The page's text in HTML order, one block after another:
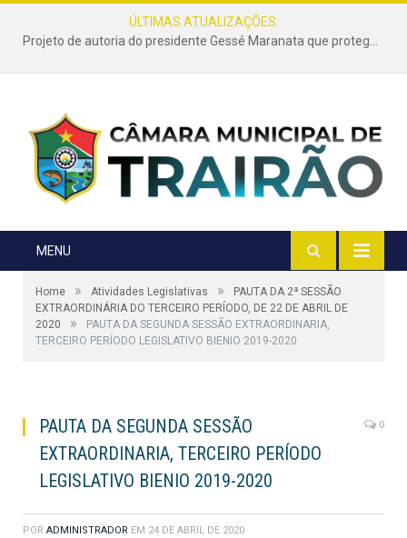
ÚLTIMAS ATUALIZAÇÕES:
Projeto de autoria do presidente Gessé Maranata que protege as estradas vicinais de Trairão é transformado em lei
MENU
Home » Atividades Legislativas »
PAUTA DA 2ª SESSÃO
EXTRAORDINÁRIA DO TERCEIRO PERÍODO, DE 22 DE ABRIL DE
2020
»
PAUTA DA SEGUNDA SESSÃO EXTRAORDINARIA,
TERCEIRO PERÍODO LEGISLATIVO BIENIO 2019-2020
PAUTA DA SEGUNDA SESSÃO
EXTRAORDINARIA, TERCEIRO PERÍODO
LEGISLATIVO BIENIO 2019-2020
0
POR ADMINISTRADOR EM 24 DE ABRIL DE 2020